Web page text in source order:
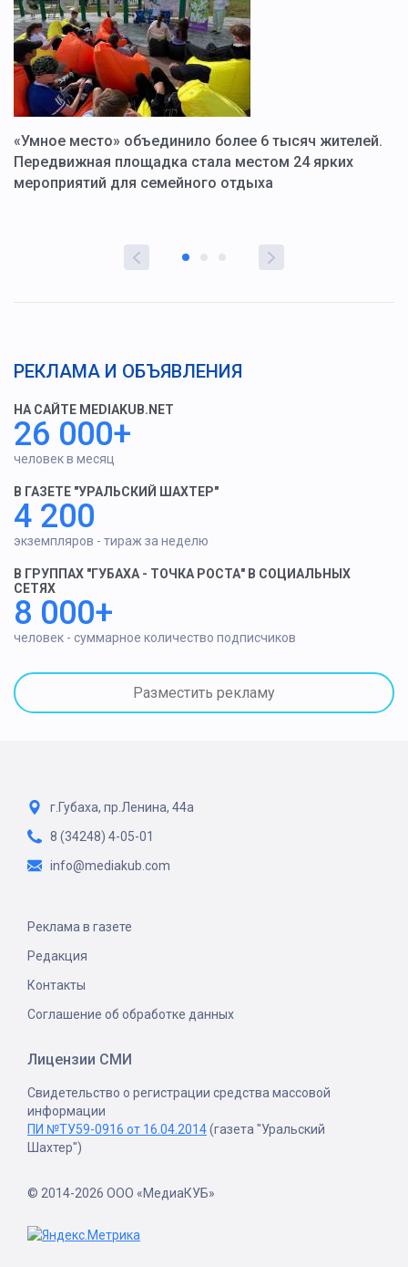
«Умное место» объединило более 6 тысяч жителей.
Передвижная площадка стала местом 24 ярких
мероприятий для семейного отдыха
РЕКЛАМА И ОБЪЯВЛЕНИЯ
НА САЙТЕ MEDIAKUB.NET
26 000+
человек в месяц
В ГАЗЕТЕ "УРАЛЬСКИЙ ШАХТЕР"
4 200
экземпляров - тираж за неделю
В ГРУППАХ "ГУБАХА - ТОЧКА РОСТА" В СОЦИАЛЬНЫХ
СЕТЯХ
8 000+
человек - суммарное количество подписчиков
Разместить рекламу
г.Губаха, пр.Ленина, 44а
8 (34248) 4-05-01
info@mediakub.com
Реклама в газете
Редакция
Контакты
Соглашение об обработке данных
Лицензии СМИ
Свидетельство о регистрации средства массовой
информации
ПИ №ТУ59-0916 от 16.04.2014(газета "Уральский
Шахтер")
© 2014-2026 ООО «МедиаКУБ»